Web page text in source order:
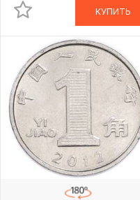
КУПИТЬ